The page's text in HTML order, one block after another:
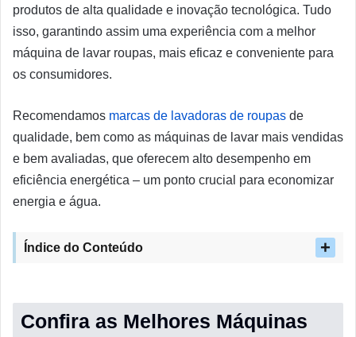
produtos de alta qualidade e inovação tecnológica. Tudo
isso, garantindo assim uma experiência com a melhor
máquina de lavar roupas, mais eficaz e conveniente para
os consumidores.
Recomendamos marcas de lavadoras de roupas de
qualidade, bem como as máquinas de lavar mais vendidas
e bem avaliadas, que oferecem alto desempenho em
eficiência energética – um ponto crucial para economizar
energia e água.
Índice do Conteúdo
Confira as Melhores Máquinas